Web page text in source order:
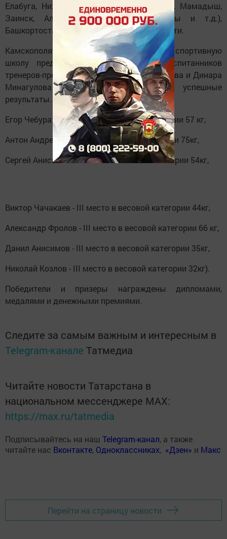
Елабуга, Нижнекамск, Набережные Челны, Мамадыш,
Заинск, Алексеевское, Камские Поляны и т.д.),
Башкортостана, Ижевска, Самарской области.
Камскополянскую детско-юношескую спортивную
школу представляли 8 боксеров - воспитанников
тренеров-преподавателей Руслана Гирфанова и Динара
Минагулова. Из них семеро имели успешные
результаты.
Егор Чебурахтин - I место в весовой категории 57 кг,
Антон Андреев - II место в весовой категории 75кг,
Сергей Анисимов - II место в весовой категории 54кг,
Виктор Чачакаев - III место в весовой категории 44кг,
Александр Фролов - III место в весовой категории 66 кг,
Данил Анисимов - III место в весовой категории 35кг,
Николай Козлов - III место в весовой категории 32кг).
Победители и призеры награждены дипломами,
медалями и денежными премиями.
Следите за самым важным и интересным в
Telegram-канале Татмедиа
Читайте новости Татарстана в
национальном мессенджере MАХ:
https://max.ru/tatmedia
Подписывайтесь на наш Telegram-канал, а также
читайте нас Вконтакте, Одноклассниках, «Дзен» и Макс
Перейти на страницу новости